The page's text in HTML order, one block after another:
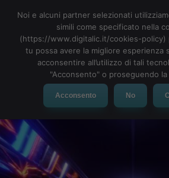
Noi e alcuni partner selezionati
simili come specificato nella
(https://www.digitalic.it/cookies-policy)
tu possa avere la migliore esperienza
acconsentire all’utilizzo di tali
"Acconsento" o proseguendo la
Acconsento No